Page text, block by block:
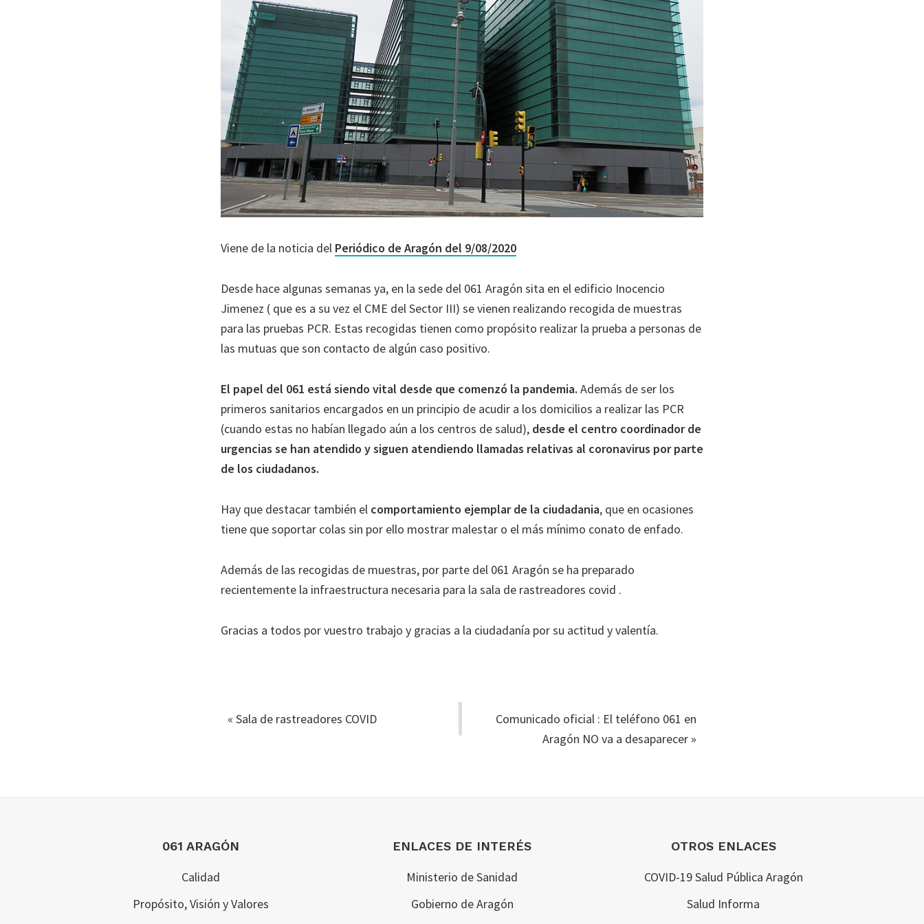
Viene de la noticia del Periódico de Aragón del 9/08/2020
Desde hace algunas semanas ya, en la sede del 061 Aragón sita en el edificio Inocencio
Jimenez ( que es a su vez el CME del Sector III) se vienen realizando recogida de muestras
para las pruebas PCR. Estas recogidas tienen como propósito realizar la prueba a personas de
las mutuas que son contacto de algún caso positivo.
El papel del 061 está siendo vital desde que comenzó la pandemia. Además de ser los
primeros sanitarios encargados en un principio de acudir a los domicilios a realizar las PCR
(cuando estas no habían llegado aún a los centros de salud), desde el centro coordinador de
urgencias se han atendido y siguen atendiendo llamadas relativas al coronavirus por parte
de los ciudadanos.
Hay que destacar también el comportamiento ejemplar de la ciudadania, que en ocasiones
tiene que soportar colas sin por ello mostrar malestar o el más mínimo conato de enfado.
Además de las recogidas de muestras, por parte del 061 Aragón se ha preparado
recientemente la infraestructura necesaria para la sala de rastreadores covid .
Gracias a todos por vuestro trabajo y gracias a la ciudadanía por su actitud y valentía.
« Sala de rastreadores COVID
Comunicado oficial : El teléfono 061 en
Aragón NO va a desaparecer »
061 ARAGÓN
Calidad
Propósito, Visión y Valores
ENLACES DE INTERÉS
Ministerio de Sanidad
Gobierno de Aragón
OTROS ENLACES
COVID-19 Salud Pública Aragón
Salud Informa